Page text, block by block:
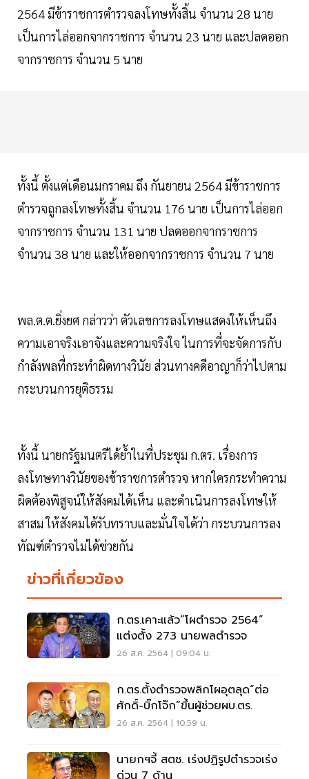
2564 มีข้าราชการตำรวจลงโทษทั้งสิ้น จำนวน 28 นาย
เป็นการไล่ออกจากราชการ จำนวน 23 นาย และปลดออก
จากราชการ จำนวน 5 นาย
ทั้งนี้ ตั้งแต่เดือนมกราคม ถึง กันยายน 2564 มีข้าราชการ
ตำรวจถูกลงโทษทั้งสิ้น จำนวน 176 นาย เป็นการไล่ออก
จากราชการ จำนวน 131 นาย ปลดออกจากราชการ
จำนวน 38 นาย และให้ออกจากราชการ จำนวน 7 นาย
พล.ต.ต.ยิ่งยศ กล่าวว่า ตัวเลขการลงโทษแสดงให้เห็นถึง
ความเอาจริงเอาจังและความจริงใจ ในการที่จะจัดการกับ
กำลังพลที่กระทำผิดทางวินัย ส่วนทางคดีอาญาก็ว่าไปตาม
กระบวนการยุติธรรม
ทั้งนี้ นายกรัฐมนตรีได้ย้ำในที่ประชุม ก.ตร. เรื่องการ
ลงโทษทางวินัยของข้าราชการตำรวจ หากใครกระทำความ
ผิดต้องพิสูจน์ให้สังคมได้เห็น และดำเนินการลงโทษให้
สาสม ให้สังคมได้รับทราบและมั่นใจได้ว่า กระบวนการลง
ทัณฑ์ตำรวจไม่ได้ช่วยกัน
ข่าวที่เกี่ยวข้อง
ก.ตร.เคาะแล้ว“โผตำรวจ 2564”
แต่งตั้ง 273 นายพลตำรวจ
26 ส.ค. 2564 | 09:04 น.
ก.ตร.ตั้งตำรวจพลิกโผอุตลุด“ต่อ
ศักดิ์-บิ๊กโจ๊ก”ขึ้นผู้ช่วยผบ.ตร.
26 ส.ค. 2564 | 10:59 น.
นายกฯจี้ สตช. เร่งปฏิรูปตำรวจเร่ง
ด่วน 7 ด้าน